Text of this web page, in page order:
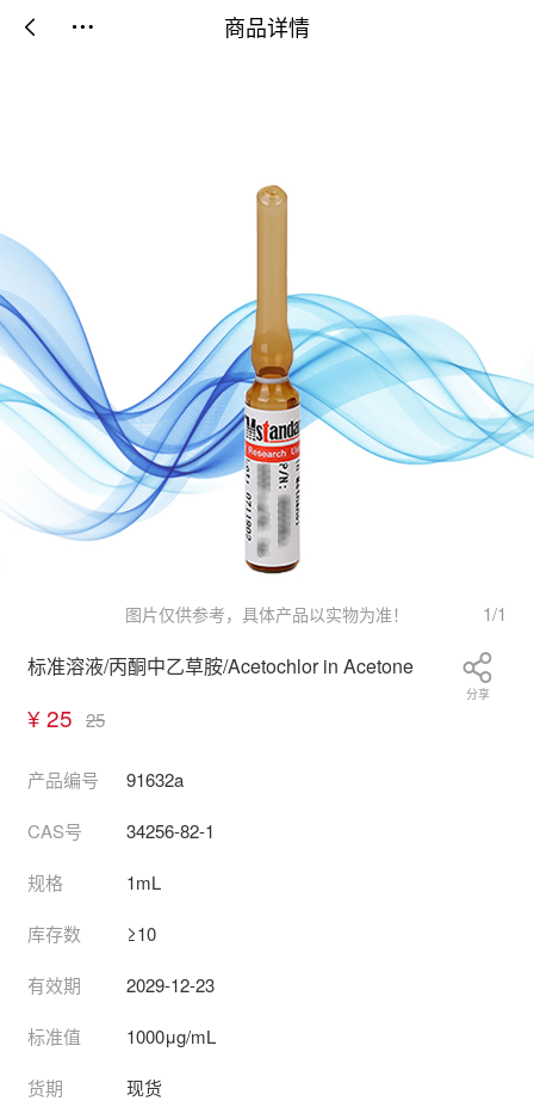
商品详情
 
图片仅供参考，具体产品以实物为准！ 1/1
标准溶液/丙酮中乙草胺/Acetochlor in Acetone
¥ 25 25
分享
产品编号 91632a
CAS号 34256-82-1
规格 1mL
库存数 ≥10
有效期 2029-12-23
标准值 1000μg/mL
货期 现货